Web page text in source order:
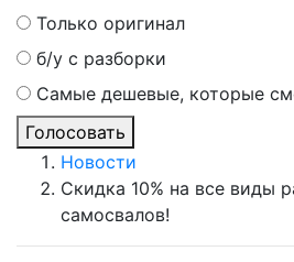
Только оригинал
б/у с разборки
Самые дешевые, которые
Голосовать
Новости
Скидка 10% на все виды
самосвалов!